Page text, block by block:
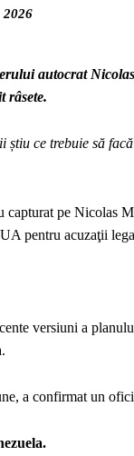
2026
autocrat
râsete.
știu ce trebuie să
capturat pe Nicolas
pentru acuzaţii
versiuni a
a confirmat un